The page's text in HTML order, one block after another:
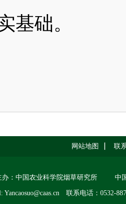
基础。
网站地图 联
办：中国农业科学院烟草研究所 中
Yancaosuo@caas.cn 联系电话：0532-